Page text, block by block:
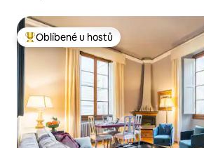
Nejlepší v kategorii Oblíbené u hostů
Oblíbené u hostů